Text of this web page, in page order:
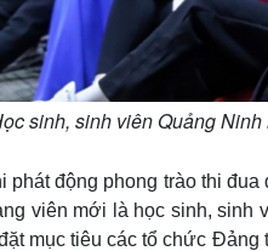
sinh, sinh viên Quảng
phát động phong trào thi
viên mới là học sinh, sinh
mục tiêu các tổ chức